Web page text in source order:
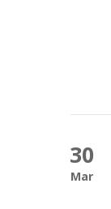
30
Mar